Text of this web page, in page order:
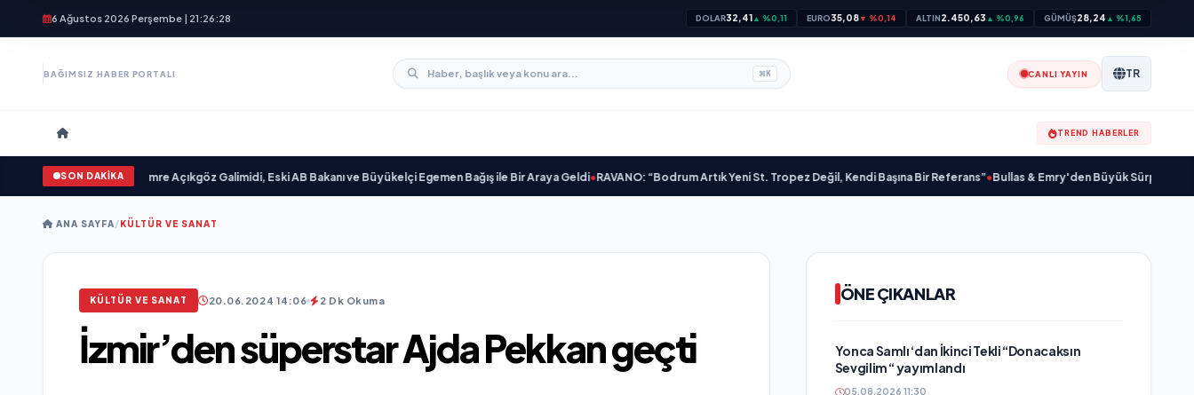
6 Ağustos 2026 Perşembe | 21:26:30 DOLAR32,41▲ %0,11 EURO35,08▼ %0,14 ALTIN2.450,63 ▲ %0,96 GÜMÜŞ28,24 ▲ %1,65
BAĞIMSIZ HABER PORTALI ⌘K CANLI YAYIN TR
TREND HABERLER
SON DAKİKA
“ yayımlandı• Ali Emre Açıkgöz Galimidi, Eski AB Bakanı ve Büyükelçi Egemen Bağış ile Bir Araya Geldi•RAVANO: “Bodrum Artık Yeni St. Tropez Değil, Kendi Başına Bir Referans”•Bullas & Emry'den Büyük Sürpriz! "Kaç
ANA SAYFA/KÜLTÜR VE SANAT
KÜLTÜR VE SANAT 20.06.2024 14:06 2 Dk Okuma
İzmir’den süperstar Ajda Pekkan geçti
ÖNE ÇIKANLAR
Yonca Samlı ‘dan İkinci Tekli “Donacaksın
Sevgilim “ yayımlandı
05.08.2026 11:30